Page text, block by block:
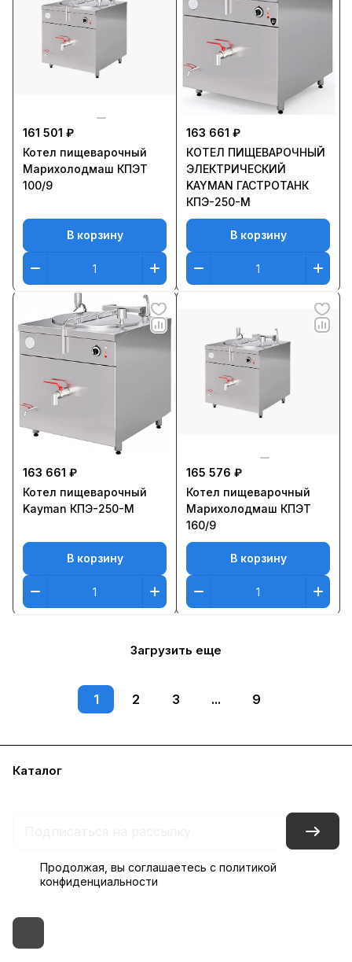
161 501 ₽
Котел пищеварочный
Марихолодмаш КПЭТ
100/9
В корзину
163 661 ₽
КOТЕЛ ПИЩЕВАРОЧНЫЙ
ЭЛЕКТРИЧЕСКИЙ
KAYMAN ГАСТРОТАНК
КПЭ-250-М
В корзину
163 661 ₽
Котел пищеварочный
Kayman КПЭ-250-М
В корзину
165 576 ₽
Котел пищеварочный
Марихолодмаш КПЭТ
160/9
В корзину
Загрузить еще
1 2 3 ... 9
Каталог
Продолжая, вы соглашаетесь с политикой
конфиденциальности